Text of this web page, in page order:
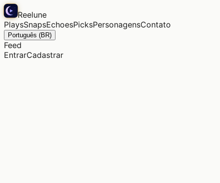
Reelune
PlaysSnapsEchoesPicksPersonagensContato
Português (BR)
Feed
EntrarCadastrar